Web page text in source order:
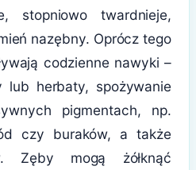
stopniowo twardnieje,
nazębny. Oprócz tego
codzienne nawyki –
lub herbaty, spożywanie
pigmentach, np.
czy buraków, a także
Zęby mogą żółknąć